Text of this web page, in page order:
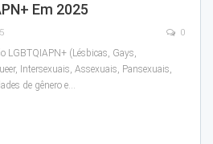
Em 2025
0
LGBTQIAPN+ (Lésbicas, Gays,
Intersexuais, Assexuais, Pansexuais,
de gênero e…